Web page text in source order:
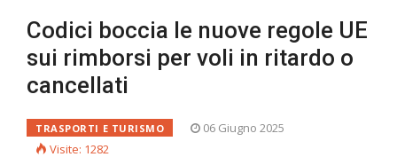
Codici boccia le nuove regole UE
sui rimborsi per voli in ritardo o
cancellati
TRASPORTI E TURISMO
06 Giugno 2025
Visite: 1282